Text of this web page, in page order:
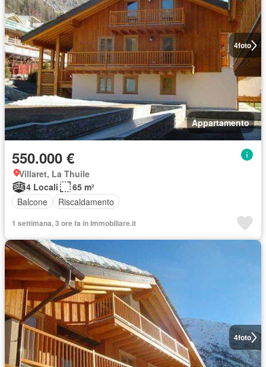
4foto
Appartamento
550.000 €
Villaret, La Thuile
4 Locali
65 m²
Balcone
Riscaldamento
1 settimana, 3 ore fa in Immobiliare.it
4foto